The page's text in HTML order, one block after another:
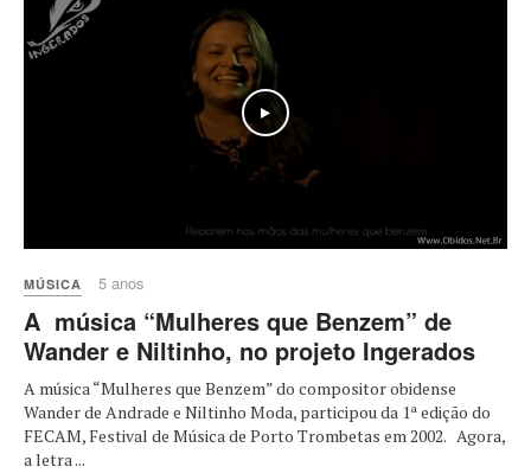
MÚSICA 5 anos
A música “Mulheres que Benzem” de
Wander e Niltinho, no projeto Ingerados
A música “Mulheres que Benzem” do compositor obidense
Wander de Andrade e Niltinho Moda, participou da 1ª edição do
FECAM, Festival de Música de Porto Trombetas em 2002. Agora,
a letra ...